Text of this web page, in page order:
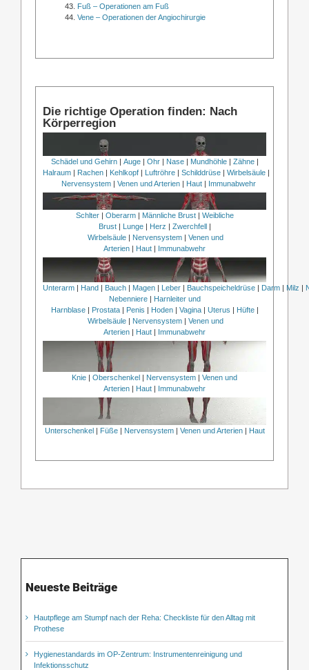
Fuß – Operationen am Fuß
Vene – Operationen der Angiochirurgie
Die richtige Operation finden: Nach
Körperregion
Schädel und Gehirn| Auge| Ohr| Nase| Mundhöhle| Zähne|
Halraum | Rachen | Kehlkopf | Luftröhre | Schilddrüse | Wirbelsäule |
Nervensystem | Venen und Arterien | Haut | Immunabwehr
Schlter| Oberarm| Männliche Brust| Weibliche
Brust| Lunge| Herz Zwerchfell
Wirbelsäule
Nervensystem
Venen und
Arterien
Haut Immunabwehr
Unterarm Hand Bauch Magen Leber Bauchspeicheldrüse Darm Milz
Nebenniere|
Harnleiter und
Harnblase| Prostata| Penis Hoden| Vagina| Uterus Hüfte|
Wirbelsäule
Nervensystem
Venen und
Arterien
Haut Immunabwehr
Knie | Oberschenkel | Nervensystem | Venen und
Arterien | Haut | Immunabwehr
Unterschenkel| Füße| Nervensystem| Venen und Arterien| Haut
Neueste Beiträge
Hautpflege am Stumpf nach der Reha: Checkliste für den Alltag mit
Prothese
Hygienestandards im OP-Zentrum: Instrumentenreinigung und
Infektionsschutz